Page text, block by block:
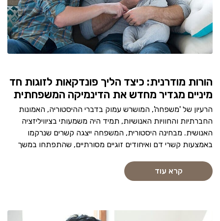
הורות מודרנית: כיצד הליך פונדקאות לזוגות חד
מיניים מגדיר מחדש את הדינמיקה המשפחתית
הרעיון של 'משפחה', המושרש עמוק בדברי ההיסטוריה, האמונות
החברתיות והחוויות האנושיות, תמיד היה משמעותי בציוויליזציה
האנושית. מבחינה היסטורית, המשפחה ייצגה קשרים שנרקמו
באמצעות קשרי דם ואיחודים זוגיים מסורתיים, שהתפתחו במשך
קרא עוד